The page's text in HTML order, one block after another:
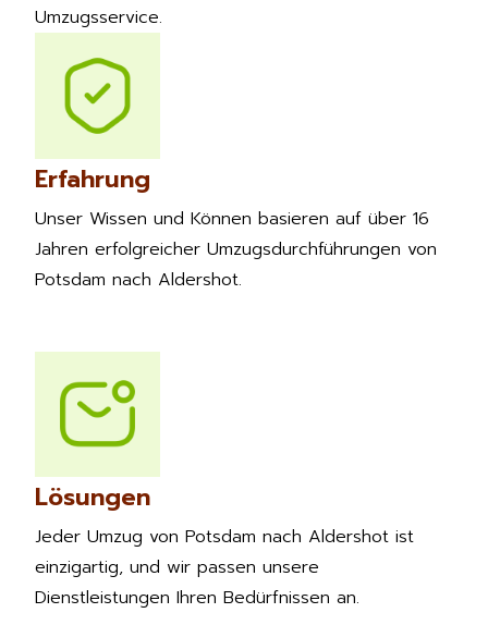
Erfahrung
Unser Wissen und Können basieren auf über 16
Jahren erfolgreicher Umzugsdurchführungen von
Potsdam nach Aldershot.
Lösungen
Jeder Umzug von Potsdam nach Aldershot ist
einzigartig, und wir passen unsere
Dienstleistungen Ihren Bedürfnissen an.
Umzugsservice.